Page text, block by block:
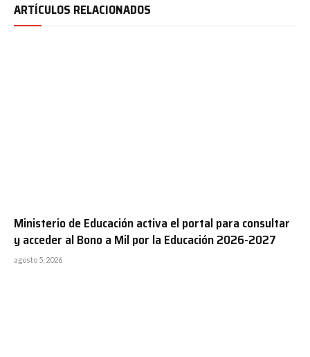
ARTÍCULOS RELACIONADOS
Ministerio de Educación activa el portal para consultar
y acceder al Bono a Mil por la Educación 2026-2027
agosto 5, 2026